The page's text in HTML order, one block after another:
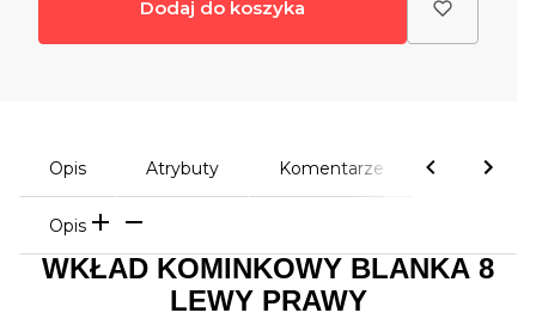
Dodaj do koszyka
Opis Atrybuty Komentarze
Opis
WKŁAD KOMINKOWY BLANKA 8
LEWY PRAWY